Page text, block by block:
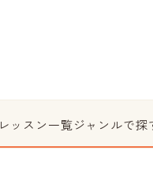
レッスン一覧ジャンルで探